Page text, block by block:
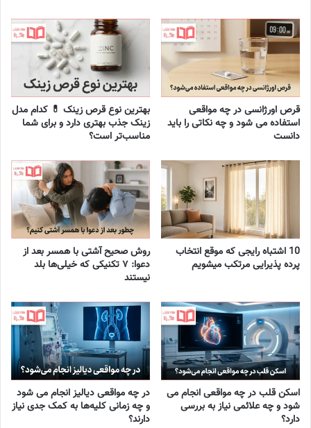
قرص اورژانسی در چه مواقعی
استفاده می شود و چه نکاتی را باید
دانست
بهترین نوع قرص زینک 💊 کدام مدل
زینک جذب بهتری دارد و برای شما
مناسب‌تر است؟
10 اشتباه رایجی که موقع انتخاب
پرده پذیرایی مرتکب میشویم
روش صحیح آشتی با همسر بعد از
دعوا: ۷ تکنیکی که خیلی‌ها بلد
نیستند
اسکن قلب در چه مواقعی انجام می
شود و چه علائمی نیاز به بررسی
دارد؟
در چه مواقعی دیالیز انجام می شود
و چه زمانی کلیه‌ها به کمک جدی نیاز
دارند؟